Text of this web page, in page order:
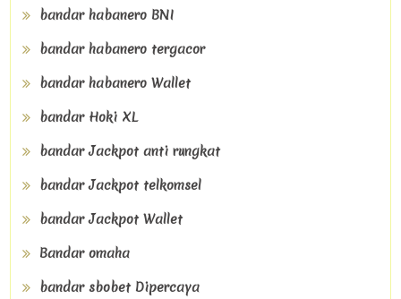
bandar habanero BNI
bandar habanero tergacor
bandar habanero Wallet
bandar Hoki XL
bandar Jackpot anti rungkat
bandar Jackpot telkomsel
bandar Jackpot Wallet
Bandar omaha
bandar sbobet Dipercaya